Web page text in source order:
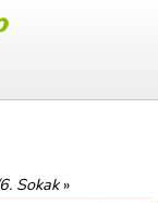
Sokak»